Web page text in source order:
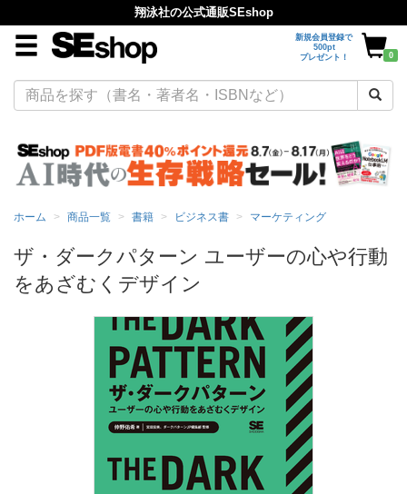
翔泳社の公式通販SEshop
新規会員登録で
500pt
プレゼント！
0
ホーム 商品一覧 書籍 ビジネス書 マーケティング
ザ・ダークパターン ユーザーの心や行動
をあざむくデザイン